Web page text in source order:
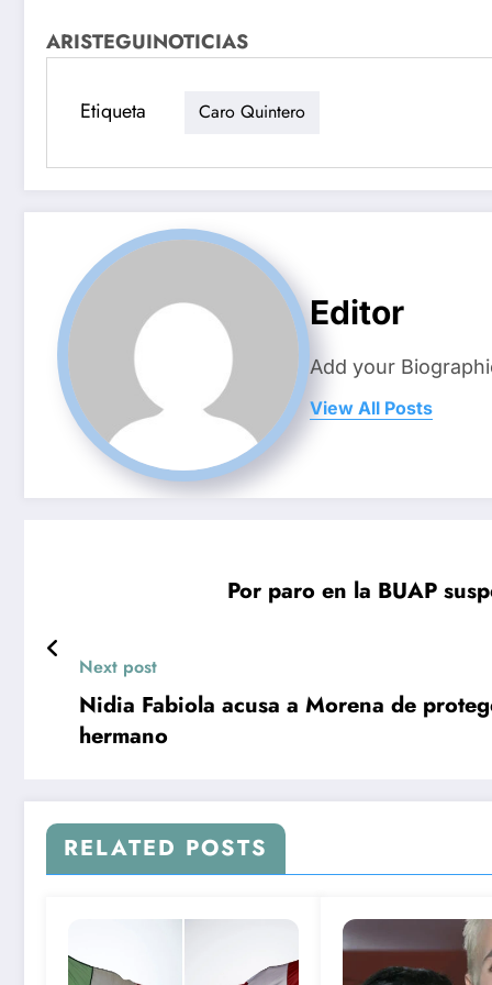
ARISTEGUINOTICIAS
Etiqueta Caro Quintero
Editor
Add your
View All Posts
Por paro en la BUAP
Next post
Nidia Fabiola acusa a Morena de
hermano
RELATED POSTS